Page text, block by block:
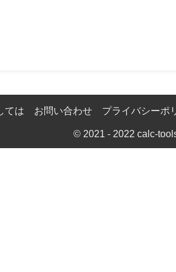
ては お問い合わせ プライバシーポ
© 2021 - 2022 calc-